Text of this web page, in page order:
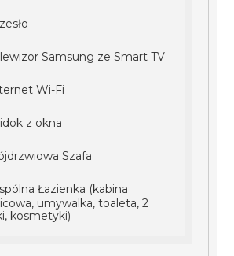
Samsung ze Smart TV
Wi-Fi
z okna
Szafa
Łazienka (kabina
umywalka, toaleta, 2
kosmetyki)